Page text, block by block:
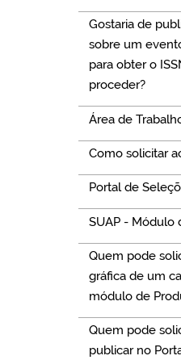
Gostaria de
sobre um
para obter o
proceder?
Área de
Como solicitar
Portal de
SUAP - Módulo
Quem pode
gráfica de um
módulo de
Quem pode
publicar no